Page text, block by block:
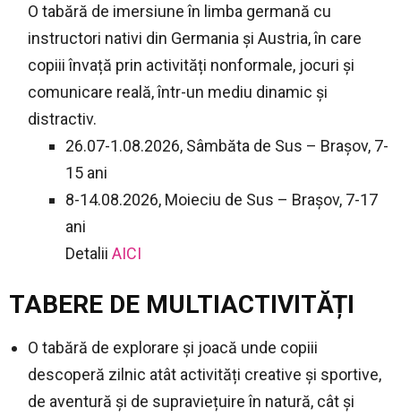
O tabără de imersiune în limba germană cu
instructori nativi din Germania și Austria, în care
copiii învață prin activități nonformale, jocuri și
comunicare reală, într-un mediu dinamic și
distractiv.
26.07-1.08.2026, Sâmbăta de Sus – Brașov, 7-
15 ani
8-14.08.2026, Moieciu de Sus – Brașov, 7-17
ani
Detalii AICI
TABERE DE MULTIACTIVITĂȚI
O tabără de explorare și joacă unde copiii
descoperă zilnic atât activități creative și sportive,
de aventură și de supraviețuire în natură, cât și